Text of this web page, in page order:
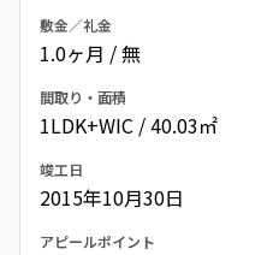
敷金／礼金
1.0ヶ月 / 無
間取り・面積
1LDK+WIC / 40.03㎡
竣工日
2015年10月30日
アピールポイント